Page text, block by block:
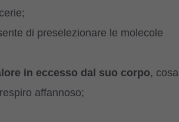
di preselezionare le molecole
in eccesso dal suo corpo, cosa
affannoso;